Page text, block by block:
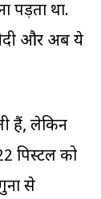
पड़ता था.
और अब ये
हैं, लेकिन
पिस्टल को
से